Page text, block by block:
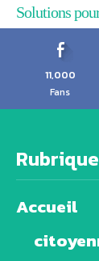
Solutions
11,000
Fans
Accueil